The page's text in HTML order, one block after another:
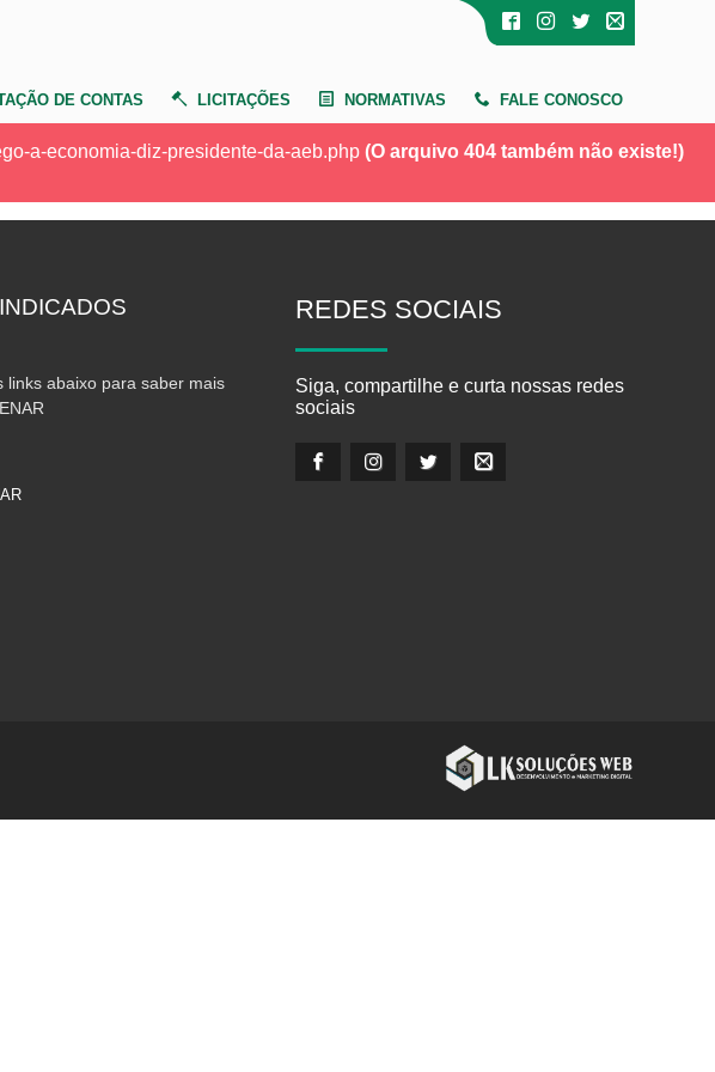
DE CONTAS LICITAÇÕES NORMATIVAS FALE CONOSCO
a-economia-diz-presidente-da-aeb.php (O arquivo 404 também não existe!)
INDICADOS
links abaixo para saber mais
REDES SOCIAIS
Siga, compartilhe e curta nossas redes
sociais